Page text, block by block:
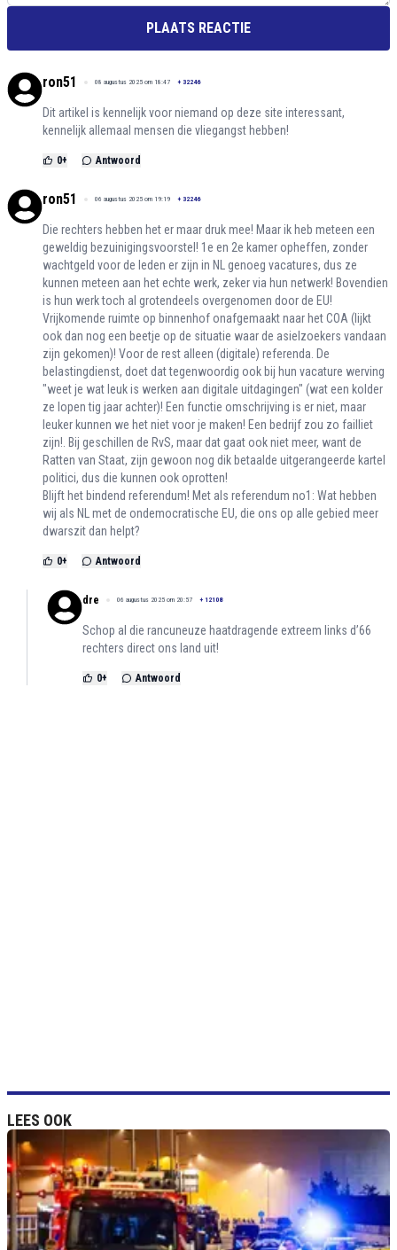
PLAATS REACTIE
ron51 08 augustus 2025 om 18:47 + 32246
Dit artikel is kennelijk voor niemand op deze site interessant,
kennelijk allemaal mensen die vliegangst hebben!
0+ Antwoord
ron51 06 augustus 2025 om 19:19 + 32246
Die rechters hebben het er maar druk mee! Maar ik heb meteen een
geweldig bezuinigingsvoorstel! 1e en 2e kamer opheffen, zonder
wachtgeld voor de leden er zijn in NL genoeg vacatures, dus ze
kunnen meteen aan het echte werk, zeker via hun netwerk! Bovendien
is hun werk toch al grotendeels overgenomen door de EU!
Vrijkomende ruimte op binnenhof onafgemaakt naar het COA (lijkt
ook dan nog een beetje op de situatie waar de asielzoekers vandaan
zijn gekomen)! Voor de rest alleen (digitale) referenda. De
belastingdienst, doet dat tegenwoordig ook bij hun vacature werving
"weet je wat leuk is werken aan digitale uitdagingen" (wat een kolder
ze lopen tig jaar achter)! Een functie omschrijving is er niet, maar
leuker kunnen we het niet voor je maken! Een bedrijf zou zo failliet
zijn!. Bij geschillen de RvS, maar dat gaat ook niet meer, want de
Ratten van Staat, zijn gewoon nog dik betaalde uitgerangeerde kartel
politici, dus die kunnen ook oprotten!
Blijft het bindend referendum! Met als referendum no1: Wat hebben
wij als NL met de ondemocratische EU, die ons op alle gebied meer
dwarszit dan helpt?
0+ Antwoord
dre 06 augustus 2025 om 20:57 + 12108
Schop al die rancuneuze haatdragende extreem links d’66
rechters direct ons land uit!
0+ Antwoord
LEES OOK